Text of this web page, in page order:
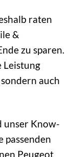
raten
&
zu sparen.
Leistung
auch
unser Know-
passenden
Peugeot